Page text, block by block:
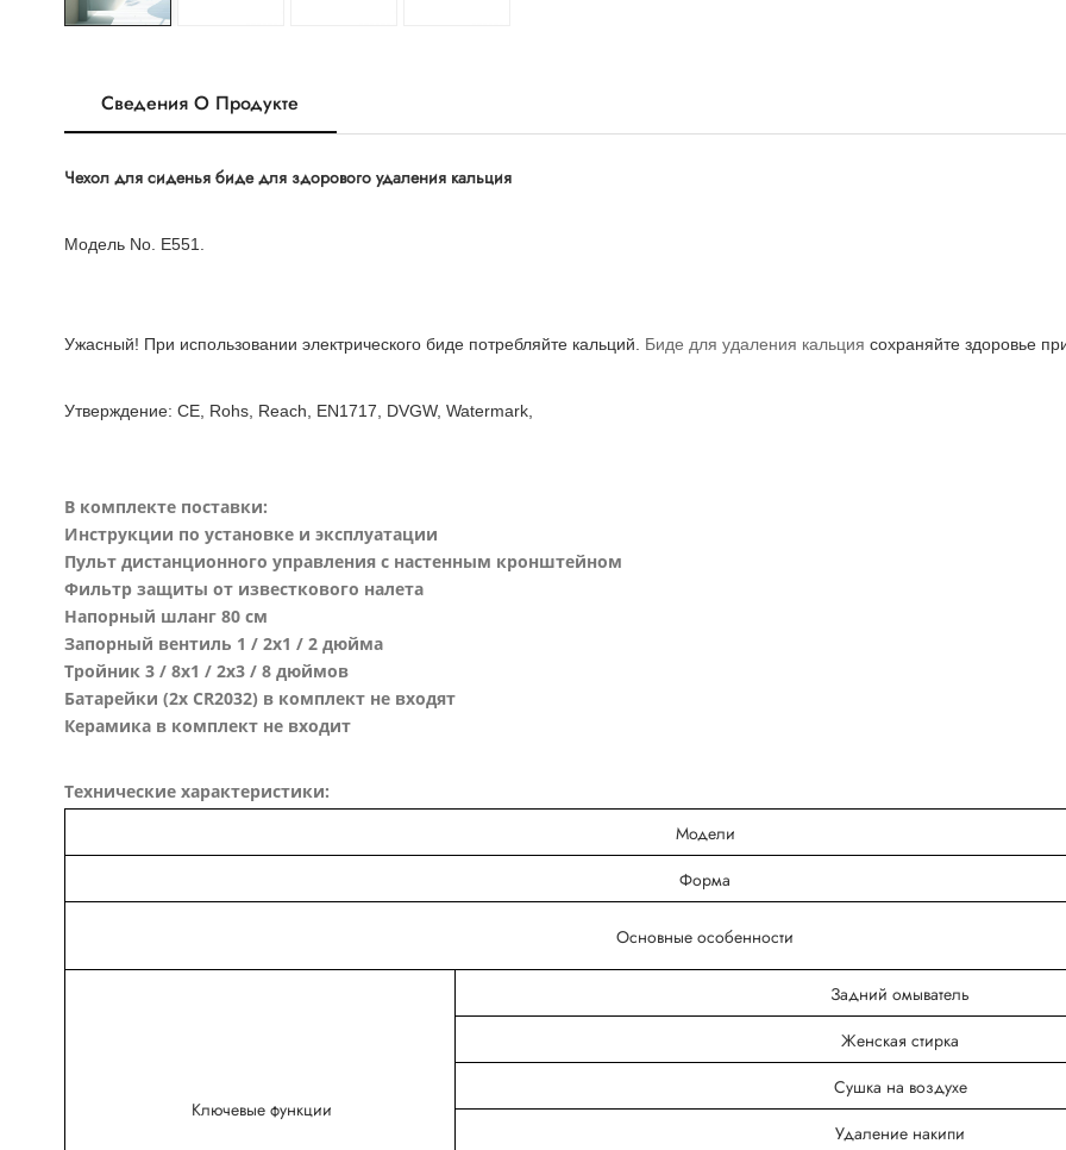
Сведения О Продукте
Чехол для сиденья биде для здорового удаления кальция
Модель No. E551.
Ужасный! При использовании электрического биде потребляйте кальций. Биде для удаления кальция сохраняйте здоровье
Утверждение: CE, Rohs, Reach, EN1717, DVGW, Watermark,
В комплекте поставки:
Инструкции по установке и эксплуатации
Пульт дистанционного управления с настенным кронштейном
Фильтр защиты от известкового налета
Напорный шланг 80 см
Запорный вентиль 1 / 2x1 / 2 дюйма
Тройник 3 / 8x1 / 2x3 / 8 дюймов
Батарейки (2x CR2032) в комплект не входят
Керамика в комплект не входит
Технические характеристики:
Модели
Форма
Основные особенности
Ключевые функции
Задний омыватель
Женская стирка
Сушка на воздухе
Удаление накипи